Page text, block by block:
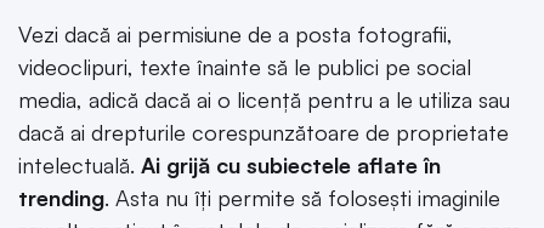
Vezi dacă ai permisiune de a posta fotografii,
videoclipuri, texte înainte să le publici pe social
media, adică dacă ai o licență pentru a le utiliza sau
dacă ai drepturile corespunzătoare de proprietate
intelectuală. Ai grijă cu subiectele aflate în
trending. Asta nu îți permite să folosești imaginile